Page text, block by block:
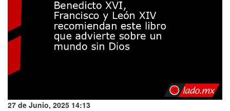
27 de Junio, 2025 14:13